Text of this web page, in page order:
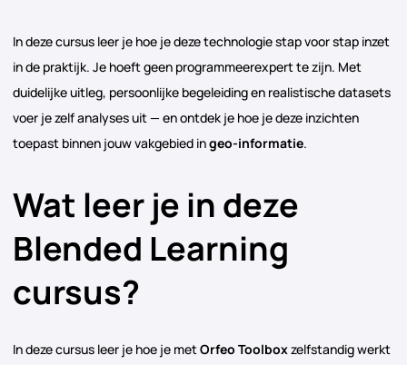
In deze cursus leer je hoe je deze technologie stap voor stap inzet
in de praktijk. Je hoeft geen programmeerexpert te zijn. Met
duidelijke uitleg, persoonlijke begeleiding en realistische datasets
voer je zelf analyses uit — en ontdek je hoe je deze inzichten
toepast binnen jouw vakgebied ingeo-informatie.
Wat leer je in deze
Blended Learning
cursus?
In deze cursus leer je hoe je metOrfeo Toolboxzelfstandig werkt